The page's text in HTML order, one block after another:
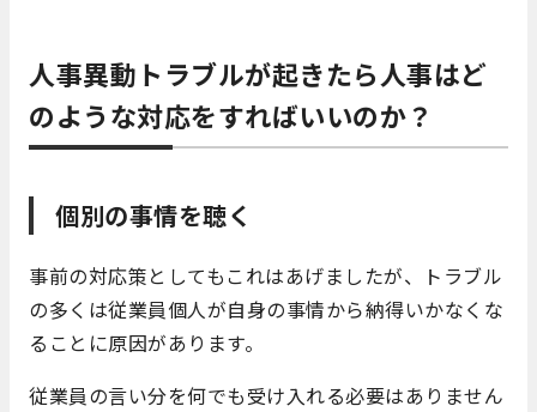
人事異動トラブルが起きたら人事はど
のような対応をすればいいのか？
個別の事情を聴く
事前の対応策としてもこれはあげましたが、トラブル
の多くは従業員個人が自身の事情から納得いかなくな
ることに原因があります。
従業員の言い分を何でも受け入れる必要はありません